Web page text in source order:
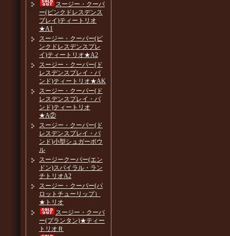
スージー・クーパ
ー(ピンクドレスデンス
プレイ)ティートリオ
★A1
スージー・クーパー(ピ
ンクドレスデンスプレ
イ)ティートリオ★A2
スージー・クーパー(ド
レスデンスプレイ・バ
ンド)ティートリオ★AK
スージー・クーパー(ド
レスデンスプレイ・バ
ンド)ティートリオ
★A②
スージー・クーパー(ド
レスデンスプレイ・バ
ンド)小型シュガーボウ
ル
スージークーパー(エン
ドン)スパイラル・ラン
チトリオA2
スージー・クーパー(パ
ロットチューリップ）
★トリオ
スージー・クーパ
ー(プランタン)★ティー
トリオＲ